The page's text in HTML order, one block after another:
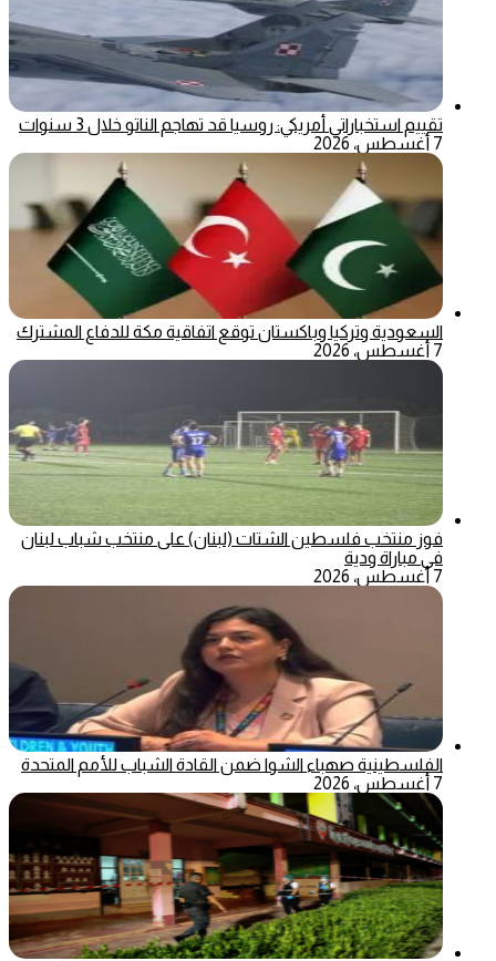
تقييم استخباراتي أمريكي: روسيا قد تهاجم الناتو خلال 3 سنوات
7 أغسطس، 2026
السعودية وتركيا وباكستان توقع اتفاقية مكة للدفاع المشترك
7 أغسطس، 2026
فوز منتخب فلسطين الشتات (لبنان) على منتخب شباب لبنان
في مباراة ودية
7 أغسطس، 2026
الفلسطينية صهباء الشوا ضمن القادة الشباب للأمم المتحدة
7 أغسطس، 2026